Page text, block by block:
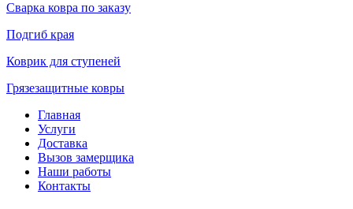
Сварка ковра по заказу
Подгиб края
Коврик для ступеней
Грязезащитные ковры
Главная
Услуги
Доставка
Вызов замерщика
Наши работы
Контакты